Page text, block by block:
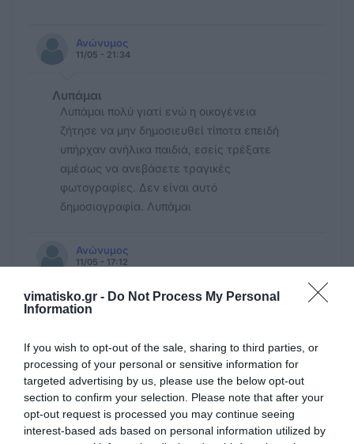
vimatisko.gr - Do Not Process My Personal
Information
If you wish to opt-out of the sale, sharing to third parties, or
processing of your personal or sensitive information for
targeted advertising by us, please use the below opt-out
section to confirm your selection. Please note that after your
opt-out request is processed you may continue seeing
interest-based ads based on personal information utilized by
Ανώνυμος
11/05 - 21:34
Λυπάμαι
Λυπάμαι πολύ γιατί ενώ η οικογένεια
ζήτησε να μην δημοσιευθεί τίποτα επειδή
υπήρχαν ανήλικα παιδιά, εσείς τρέξατε
αμέσως να ανεβάσετε τραγικές
φωτογραφίες. Δεν είναι αυτό
δημοσιογραφία. Λυπάμαι
Ανώνυμος
11/05 - 17:12
Αιώνια η μνήμη
,
11/05 - 12:49
ΤΆ ΣΥΛΛΥΠΗΤΗΡΙΑ ΜΑΣ.
,